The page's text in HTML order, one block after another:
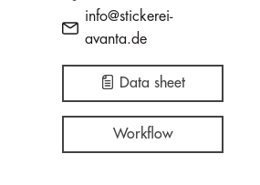
info@stickerei-
avanta.de
Data sheet
Workflow